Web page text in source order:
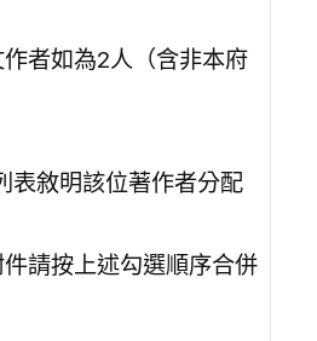
者如為2人（含非本府
表敘明該位著作者分配
請按上述勾選順序合併